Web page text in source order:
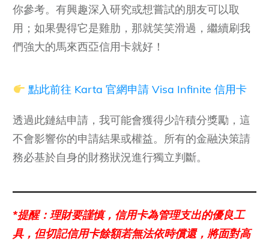
你參考。有興趣深入研究或想嘗試的朋友可以取
用；如果覺得它是雞肋，那就笑笑滑過，繼續刷我
們強大的馬來西亞信用卡就好！
點此前往 Karta 官網申請 Visa Infinite 信用卡
透過此鏈結申請，我可能會獲得少許積分獎勵，這
不會影響你的申請結果或權益。所有的金融決策請
務必基於自身的財務狀況進行獨立判斷。
*提醒：理財要謹慎，信用卡為管理支出的優良工
具，但切記信用卡餘額若無法依時償還，將面對高